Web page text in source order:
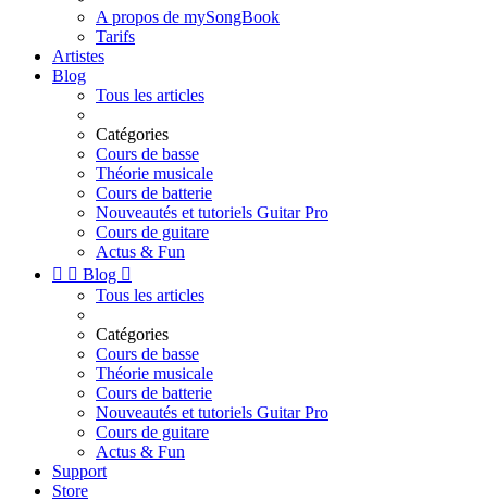
A propos de mySongBook
Tarifs
Artistes
Blog
Tous les articles
Catégories
Cours de basse
Théorie musicale
Cours de batterie
Nouveautés et tutoriels Guitar Pro
Cours de guitare
Actus & Fun
  Blog 
Tous les articles
Catégories
Cours de basse
Théorie musicale
Cours de batterie
Nouveautés et tutoriels Guitar Pro
Cours de guitare
Actus & Fun
Support
Store